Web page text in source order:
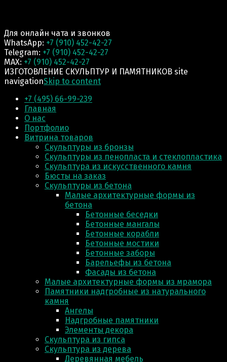
Для онлайн чата и звонков
WhatsApp: +7 (910) 452-42-27
Telegram: +7 (910) 452-42-27
MAX: +7 (910) 452-42-27
ИЗГОТОВЛЕНИЕ СКУЛЬПТУР И ПАМЯТНИКОВ site
navigationSkip to content
+7 (495) 66-99-239
Главная
О нас
Портфолио
Витрина товаров
Скульптуры из бронзы
Скульптуры из пенопласта и стеклопластика
Скульптура из искусственного камня
Бюсты на заказ
Скульптуры из бетона
Малые архитектурные формы из
бетона
Бетонные беседки
Бетонные мангалы
Бетонные корабли
Бетонные мостики
Бетонные заборы
Барельефы из бетона
Фасады из бетона
Малые архитектурные формы из мрамора
Памятники надгробные из натурального
камня
Ангелы
Надгробные памятники
Элементы декора
Скульптура из гипса
Скульптура из деревa
Деревянная мебель